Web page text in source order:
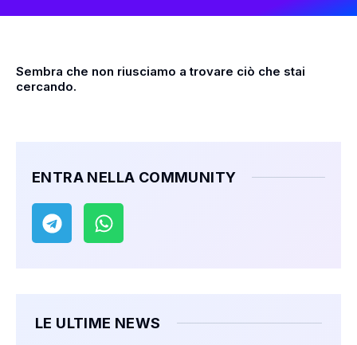
Sembra che non riusciamo a trovare ciò che stai
cercando.
ENTRA NELLA COMMUNITY
LE ULTIME NEWS